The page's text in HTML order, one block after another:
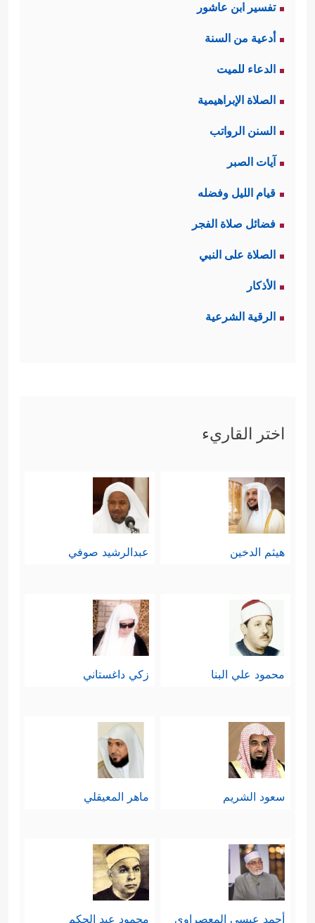
تفسير ابن عاشور
أدعية من السنة
الدعاء للميت
الصلاة الإبراهيمية
السنن الرواتب
آيات الصبر
قيام الليل وفضله
فضائل صلاة الفجر
الصلاة على النبي
الأذكار
الرقية الشرعية
اختر القاريء
هيثم الدخين عبدالرشيد صوفي
محمود علي البنا زكي داغستاني
سعود الشريم ماهر المعيقلي
أحمد عيسي المعصراوي محمود عبد الحكم